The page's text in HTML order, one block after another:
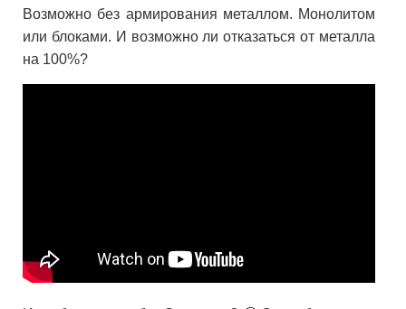
Возможно без армирования металлом. Монолитом
или блоками. И возможно ли отказаться от металла
на 100%?